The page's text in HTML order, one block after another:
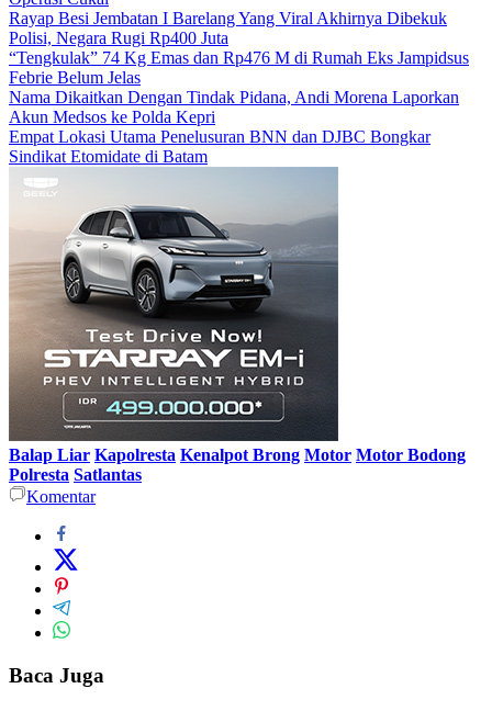
Rayap Besi Jembatan I Barelang Yang Viral Akhirnya Dibekuk
Polisi, Negara Rugi Rp400 Juta
“Tengkulak” 74 Kg Emas dan Rp476 M di Rumah Eks Jampidsus
Febrie Belum Jelas
Nama Dikaitkan Dengan Tindak Pidana, Andi Morena Laporkan
Akun Medsos ke Polda Kepri
Empat Lokasi Utama Penelusuran BNN dan DJBC Bongkar
Sindikat Etomidate di Batam
Balap Liar Kapolresta Kenalpot Brong Motor Motor Bodong
Polresta Satlantas
Komentar
Baca Juga